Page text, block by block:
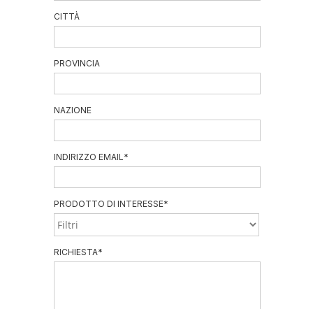
CITTÀ
PROVINCIA
NAZIONE
INDIRIZZO EMAIL *
PRODOTTO DI INTERESSE*
RICHIESTA*